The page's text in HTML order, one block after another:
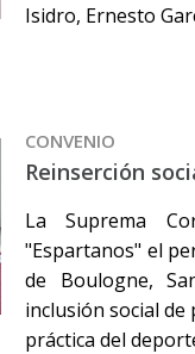
Isidro, Ernesto
CONVENIO
Reinserción
La Suprema
"Espartanos" el
de Boulogne,
inclusión social de
práctica del